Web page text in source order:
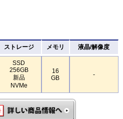
ストレージ メモリ 液晶/解像度
SSD
256GB
新品
NVMe
16
GB
-